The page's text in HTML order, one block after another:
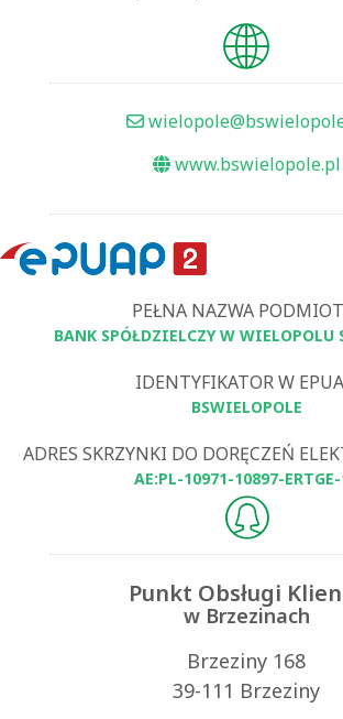
www.bswielopole.pl
PEŁNA NAZWA
BANK SPÓŁDZIELCZY W WIELOPOLU
IDENTYFIKATOR W
BSWIELOPOLE
ADRES SKRZYNKI DO DORĘCZEŃ
AE:PL-10971-10897-
Punkt Obsługi
w Brzezinach
Brzeziny 168
39-111 Brzeziny